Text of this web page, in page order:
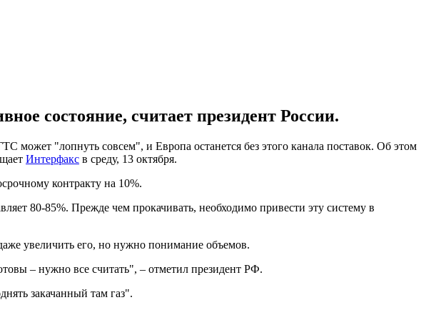
состояние, считает президент России.
может "лопнуть совсем", и Европа останется без этого канала поставок. Об этом
Интерфакс в среду, 13 октября.
контракту на 10%.
80-85%. Прежде чем прокачивать, необходимо привести эту систему в
увеличить его, но нужно понимание объемов.
– нужно все считать", – отметил президент РФ.
закачанный там газ".